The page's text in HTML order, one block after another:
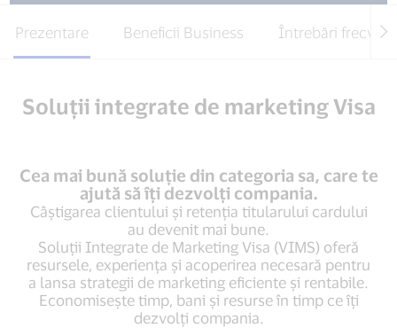
Prezentare Beneficii Business Întrebări
Soluții integrate de marketing Visa
Cea mai bună soluție din categoria sa, care te
ajută să îți dezvolți compania.
Câştigarea clientului și retenția titularului cardului
au devenit mai bune.
Soluții Integrate de Marketing Visa (VIMS) oferă
resursele, experiența și acoperirea necesară pentru
a lansa strategii de marketing eficiente şi rentabile.
Economisește timp, bani și resurse în timp ce îți
dezvolți compania.